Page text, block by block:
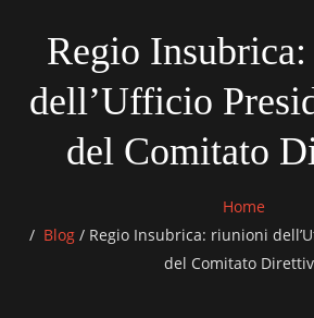
Regio
dell’Ufficio
del Comitato
Home
Blog / Regio Insubrica: riunioni
del Comitato